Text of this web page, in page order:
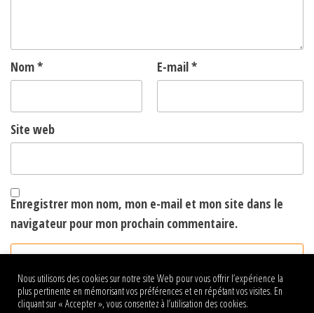
Nom* E-mail*
Site web
Enregistrer mon nom, mon e-mail et mon site dans le
navigateur pour mon prochain commentaire.
Nous utilisons des cookies sur notre site Web pour vous offrir l’expérience la
plus pertinente en mémorisant vos préférences et en répétant vos visites. En
cliquant sur « Accepter », vous consentez à l’utilisation des cookies.